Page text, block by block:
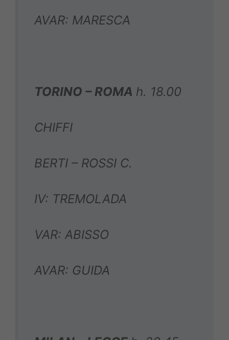
AVAR: MARESCA
TORINO – ROMA h. 18.00
CHIFFI
BERTI – ROSSI C.
IV: TREMOLADA
VAR: ABISSO
AVAR: GUIDA